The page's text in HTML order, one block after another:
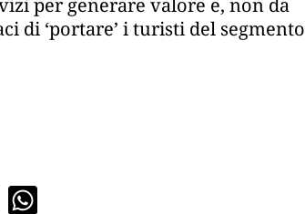
per generare valore e, non da
di ‘portare’ i turisti del segmento